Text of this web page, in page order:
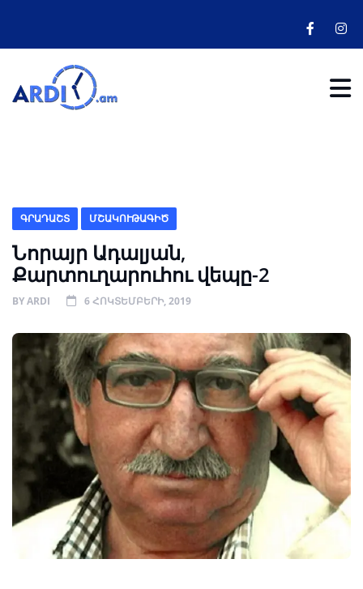
ԳՐԱԴԱՇՏ ՄՇԱԿՈՒԹԱԳԻԾ
Նորայր Ադալյան,
Քարտուղարուհու վեպը-2
BYARDI 6 ՀՈԿՏԵՄԲԵՐԻ, 2019